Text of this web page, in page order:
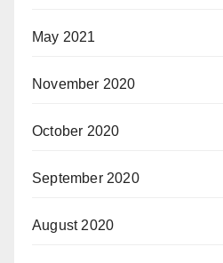
May 2021
November 2020
October 2020
September 2020
August 2020